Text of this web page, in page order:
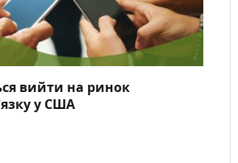
вийти на ринок
у США